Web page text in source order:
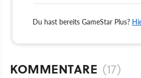
Du hast bereits GameStar Plus?
KOMMENTARE (17)